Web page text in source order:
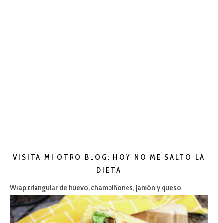
VISITA MI OTRO BLOG: HOY NO ME SALTO LA
DIETA
Wrap triangular de huevo, champiñones, jamón y queso